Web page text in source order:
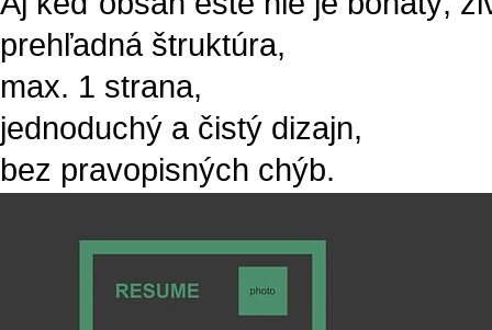
prehľadná štruktúra,
max. 1 strana,
jednoduchý a čistý dizajn,
bez pravopisných chýb.